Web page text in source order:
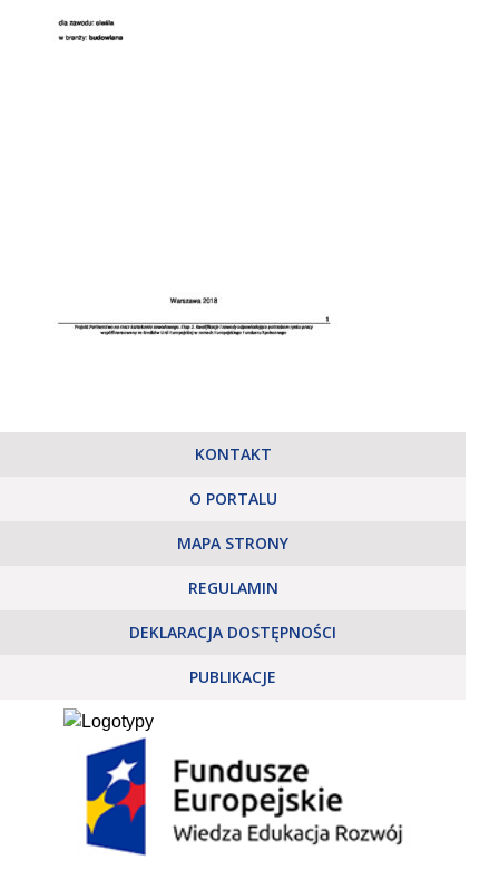
KONTAKT
O PORTALU
MAPA STRONY
REGULAMIN
DEKLARACJA DOSTĘPNOŚCI
PUBLIKACJE